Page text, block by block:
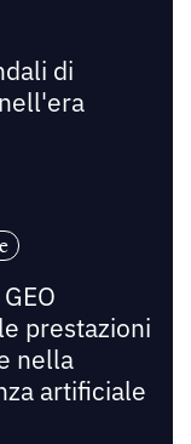
di
prestazioni
nella
artificiale